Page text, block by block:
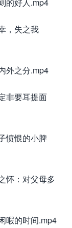
，失之我
外之分.mp4
非要耳提面
愤恨的小脾
怀：对父母多
暇的时间.mp4